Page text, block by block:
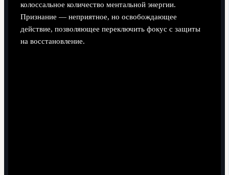
колоссальное количество ментальной энергии.
Признание — неприятное, но освобождающее
действие, позволяющее переключить фокус с защиты
на восстановление.